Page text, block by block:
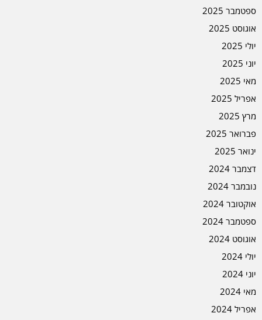
ספטמבר 2025
אוגוסט 2025
יולי 2025
יוני 2025
מאי 2025
אפריל 2025
מרץ 2025
פברואר 2025
ינואר 2025
דצמבר 2024
נובמבר 2024
אוקטובר 2024
ספטמבר 2024
אוגוסט 2024
יולי 2024
יוני 2024
מאי 2024
אפריל 2024